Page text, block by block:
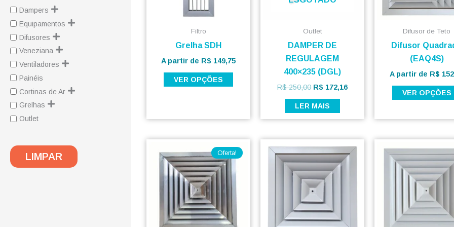
Dampers
Equipamentos
Difusores
Veneziana
Ventiladores
Painéis
Cortinas de Ar
Grelhas
Outlet
LIMPAR
Filtro
Grelha SDH
A partir de R$ 149,75
VER OPÇÕES
na
Outlet
DAMPER DE
REGULAGEM
400×235 (DGL)
R$250,00 R$ 172,16
LER MAIS
Difusor de Teto
Difusor
(EAQ4S)
A partir de R$
VER OPÇÕES
Oferta!
preço
original
era:
R$ 182,00.
preço